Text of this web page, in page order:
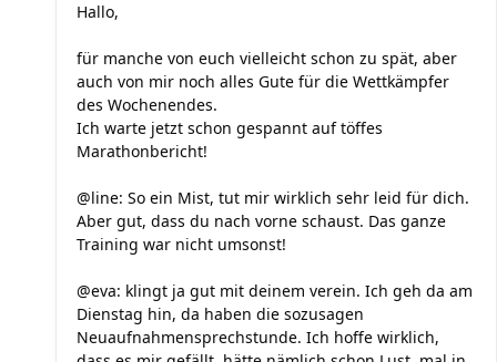
Hallo,
für manche von euch vielleicht schon zu spät, aber
auch von mir noch alles Gute für die Wettkämpfer
des Wochenendes.
Ich warte jetzt schon gespannt auf töffes
Marathonbericht!
@line: So ein Mist, tut mir wirklich sehr leid für dich.
Aber gut, dass du nach vorne schaust. Das ganze
Training war nicht umsonst!
@eva: klingt ja gut mit deinem verein. Ich geh da am
Dienstag hin, da haben die sozusagen
Neuaufnahmensprechstunde. Ich hoffe wirklich,